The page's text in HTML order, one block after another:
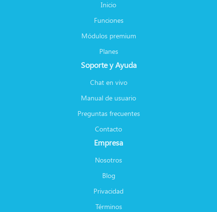
Inicio
Funciones
Módulos premium
Planes
Soporte y Ayuda
Chat en vivo
Manual de usuario
Preguntas frecuentes
Contacto
Empresa
Nosotros
Blog
Privacidad
Términos